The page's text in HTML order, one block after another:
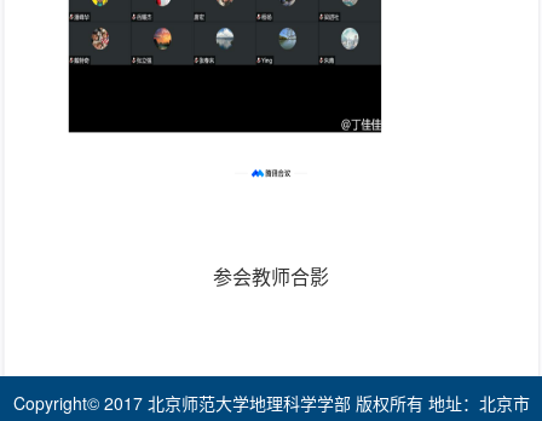
参会教师合影
Copyright© 2017 北京师范大学地理科学学部 版权所有 地址：北京市